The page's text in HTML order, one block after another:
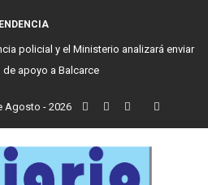
policial y el Ministerio analizará enviar
de apoyo a Balcarce
Agosto - 2026